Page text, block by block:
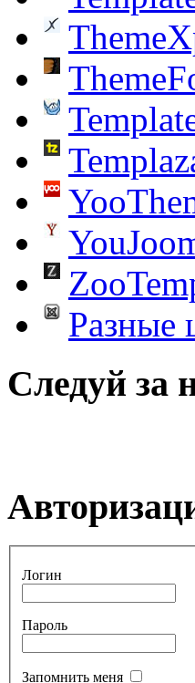
Разные
Следуй за
Логин
Пароль
Запомнить меня